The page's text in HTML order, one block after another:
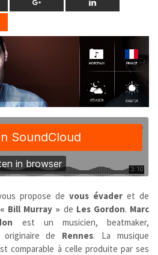
propose de vous évader et de
« Bill Murray » de Les Gordon. Marc
est un musicien, beatmaker,
de Rennes. La musique
comparable à celle produite par ses